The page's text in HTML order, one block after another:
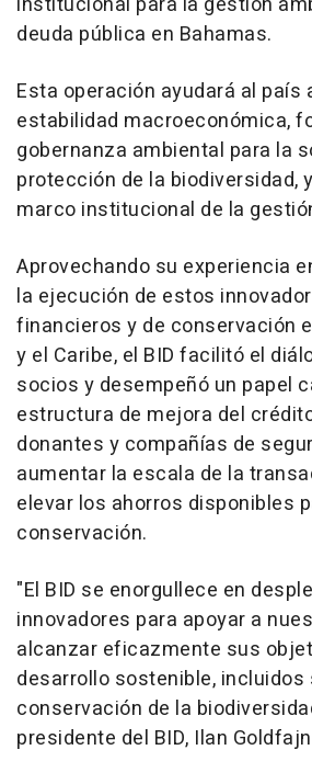
deuda pública en Bahamas.
Esta operación ayudará al país
estabilidad macroeconómica,
gobernanza ambiental para la
protección de la biodiversidad,
marco institucional de la
Aprovechando su experiencia
la ejecución de estos
financieros y de conservación
y el Caribe, el BID facilitó el
socios y desempeñó un papel
estructura de mejora del
donantes y compañías de
aumentar la escala de la
elevar los ahorros disponibles
conservación.
"El BID se enorgullece en
innovadores para apoyar a
alcanzar eficazmente sus
desarrollo sostenible,
conservación de la
presidente del BID, Ilan